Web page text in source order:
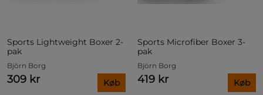
Sports Lightweight Boxer 2-
pak
Björn Borg
309 kr Køb
Sports Microfiber Boxer 3-
pak
Björn Borg
419 kr Køb